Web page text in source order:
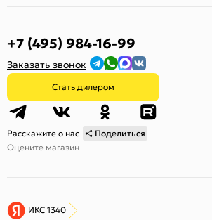
+7 (495) 984-16-99
Заказать звонок
Стать дилером
Расскажите о нас
Поделиться
Оцените магазин
ИКС 1340